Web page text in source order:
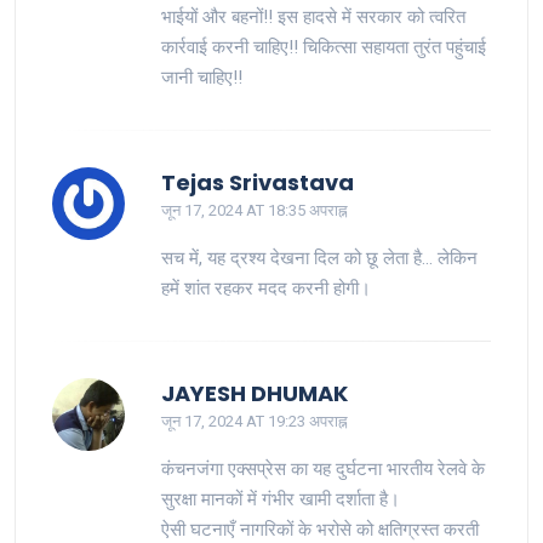
भाईयों और बहनों!! इस हादसे में सरकार को त्वरित
कार्रवाई करनी चाहिए!! चिकित्सा सहायता तुरंत पहुंचाई
जानी चाहिए!!
Tejas Srivastava
जून 17, 2024 AT 18:35 अपराह्न
सच में, यह द्रश्य देखना दिल को छू लेता है... लेकिन
हमें शांत रहकर मदद करनी होगी।
JAYESH DHUMAK
जून 17, 2024 AT 19:23 अपराह्न
कंचनजंगा एक्सप्रेस का यह दुर्घटना भारतीय रेलवे के
सुरक्षा मानकों में गंभीर खामी दर्शाता है।
ऐसी घटनाएँ नागरिकों के भरोसे को क्षतिग्रस्त करती